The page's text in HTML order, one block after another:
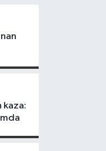
kaza: